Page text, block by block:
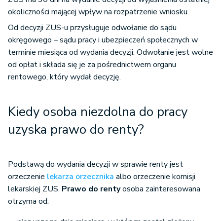
okoliczności mającej wpływ na rozpatrzenie wniosku.
Od decyzji ZUS-u przysługuje odwołanie do sądu
okręgowego – sądu pracy i ubezpieczeń społecznych w
terminie miesiąca od wydania decyzji. Odwołanie jest wolne
od opłat i składa się je za pośrednictwem organu
rentowego, który wydał decyzję.
Kiedy osoba niezdolna do pracy
uzyska prawo do renty?
Podstawą do wydania decyzji w sprawie renty jest
orzeczenie lekarza orzecznika albo orzeczenie komisji
lekarskiej ZUS. Prawo do rentyosoba zainteresowana
otrzyma od: